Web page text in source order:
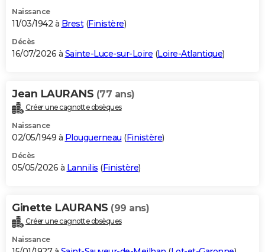
Destinations
City break
Voyage nature
Voyage de noces
Forum
Climat
+PHOTO
GUIDES D'ACHAT
BONS PLANS
Carte de Noël
Carte Bonne année
Carte Saint-Valentin
Carte Pâques
Carte d'anniversaire
DICTIONNAIRE
Dictionnaire
Biographies
Citations
Expressions
Proverbes
PROGRAMME TV
S'inscrire
Se connecter
Lycées
Collèges
Primaires
Universités
Entreprises
Service militaire
Avis de recherche
AVIS DE DÉCÈS
Bricolage
Lifestyle
Culture
Sport
Auto
Television
Voyage
Cinema
Naissance
11/03/1942 à Brest(Finistère)
Décès
16/07/2026 à Sainte-Luce-sur-Loire (Loire-Atlantique)
Jean LAURANS (77 ans)
Créer une cagnotte obsèques
Naissance
02/05/1949 à Plouguerneau (Finistère)
Décès
05/05/2026 à Lannilis (Finistère)
Ginette LAURANS (99 ans)
Créer une cagnotte obsèques
Naissance